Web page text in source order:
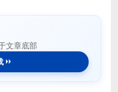
文章底部